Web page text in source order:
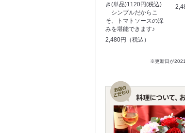
き(単品)1120円(税込)
シンプルだからこ
そ、トマトソースの深
みを堪能できます♪
2,480円（税込）
※更新日が